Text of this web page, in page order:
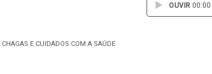
CHAGAS E CUIDADOS COM A SAÚDE
OUVIR 00:00